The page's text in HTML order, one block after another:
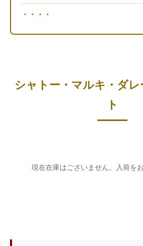
・・・・
シャトー・マルキ・ダレ
ト
現在在庫はございません。入荷を